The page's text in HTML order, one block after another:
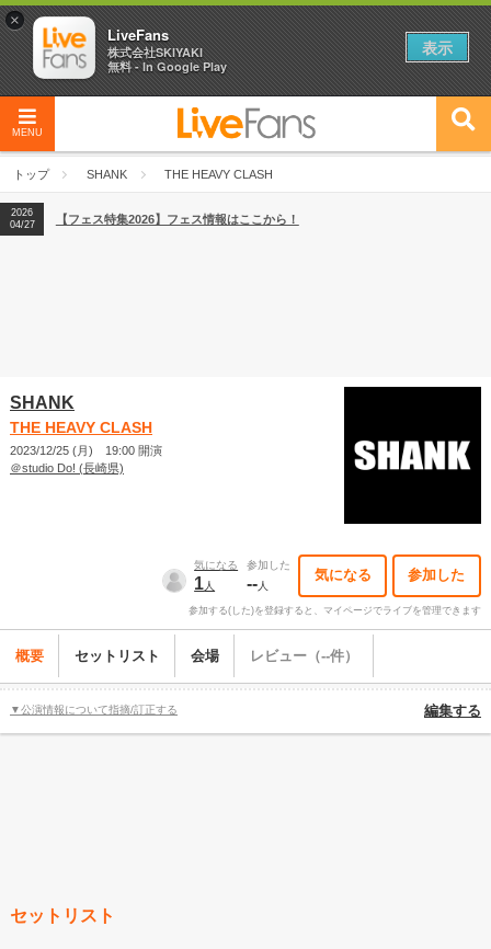
MENU
トップ SHANK THE HEAVY CLASH
2026
04/27
2026
【ライブ動員ランキング】2026年上半期編発表！
2026
04/27
【フェス特集2026】フェス情報はここから！
SHANK
THE HEAVY CLASH
2023/12/25 (月) 19:00 開演
＠studio Do! (長崎県)
気になる
1人
参加した
--人
気になる 参加した
参加する(した)を登録すると、マイページでライブを管理できます
概要 セットリスト 会場 レビュー（--件）
▼公演情報について指摘/訂正する 編集する
セットリスト
×
LiveFans
株式会社SKIYAKI
無料 - In Google Play
表示